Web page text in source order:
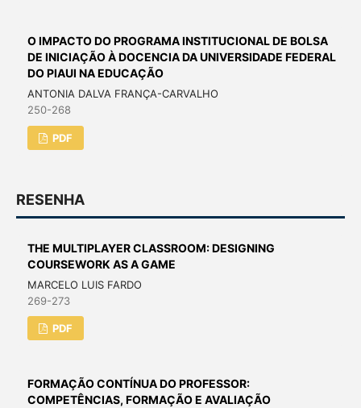
O IMPACTO DO PROGRAMA INSTITUCIONAL DE BOLSA
DE INICIAÇÃO À DOCENCIA DA UNIVERSIDADE FEDERAL
DO PIAUI NA EDUCAÇÃO
ANTONIA DALVA FRANÇA-CARVALHO
250-268
PDF
RESENHA
THE MULTIPLAYER CLASSROOM: DESIGNING
COURSEWORK AS A GAME
MARCELO LUIS FARDO
269-273
PDF
FORMAÇÃO CONTÍNUA DO PROFESSOR:
COMPETÊNCIAS, FORMAÇÃO E AVALIAÇÃO